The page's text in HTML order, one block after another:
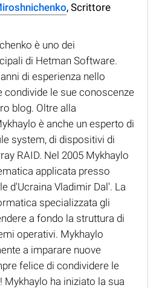
, Scrittore
è uno dei
di Hetman Software.
di esperienza nello
le sue conoscenze
blog. Oltre alla
è anche un esperto di
system, di dispositivi di
RAID. Nel 2005 Mykhaylo
applicata presso
d'Ucraina Vladimir Dal'. La
specializzata gli
a fondo la struttura di
operativi. Mykhaylo
a imparare nuove
felice di condividere le
Mykhaylo ha iniziato la sua